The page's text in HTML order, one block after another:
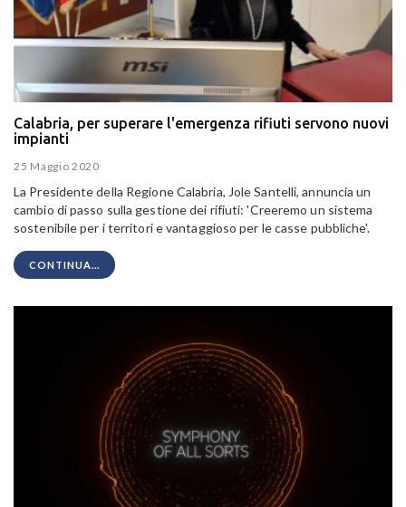
Calabria, per superare l'emergenza rifiuti servono nuovi
impianti
25 Maggio 2020
La Presidente della Regione Calabria, Jole Santelli, annuncia un
cambio di passo sulla gestione dei rifiuti: 'Creeremo un sistema
sostenibile per i territori e vantaggioso per le casse pubbliche'.
CONTINUA...